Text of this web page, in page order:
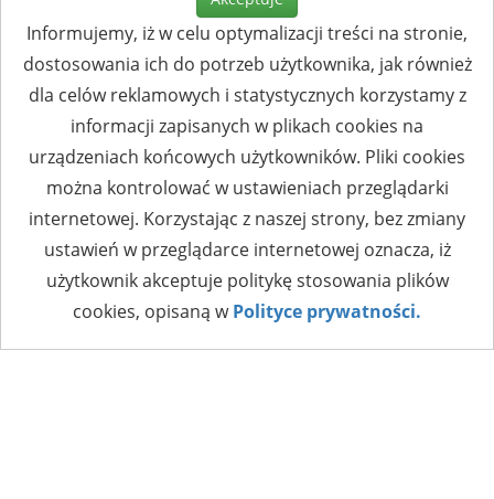
Informujemy, iż w celu optymalizacji treści na stronie,
dostosowania ich do potrzeb użytkownika, jak również
dla celów reklamowych i statystycznych korzystamy z
informacji zapisanych w plikach cookies na
urządzeniach końcowych użytkowników. Pliki cookies
można kontrolować w ustawieniach przeglądarki
internetowej. Korzystając z naszej strony, bez zmiany
ustawień w przeglądarce internetowej oznacza, iż
użytkownik akceptuje politykę stosowania plików
cookies, opisaną wPolityce prywatności.